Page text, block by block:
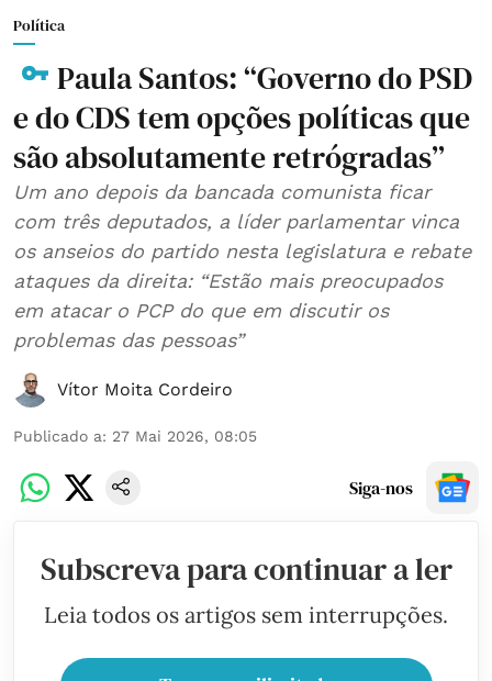
Política
Paula Santos: “Governo do PSD
e do CDS tem opções políticas que
são absolutamente retrógradas”
Um ano depois da bancada comunista ficar
com três deputados, a líder parlamentar vinca
os anseios do partido nesta legislatura e rebate
ataques da direita: “Estão mais preocupados
em atacar o PCP do que em discutir os
problemas das pessoas”
Vítor Moita Cordeiro
Publicado a: 27 Mai 2026, 08:05
Siga-nos
Subscreva para continuar a ler
Leia todos os artigos sem interrupções.